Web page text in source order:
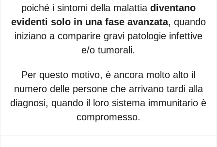
poiché i sintomi della malattia diventano
evidenti solo in una fase avanzata, quando
iniziano a comparire gravi patologie infettive
e/o tumorali.
Per questo motivo, è ancora molto alto il
numero delle persone che arrivano tardi alla
diagnosi, quando il loro sistema immunitario è
compromesso.